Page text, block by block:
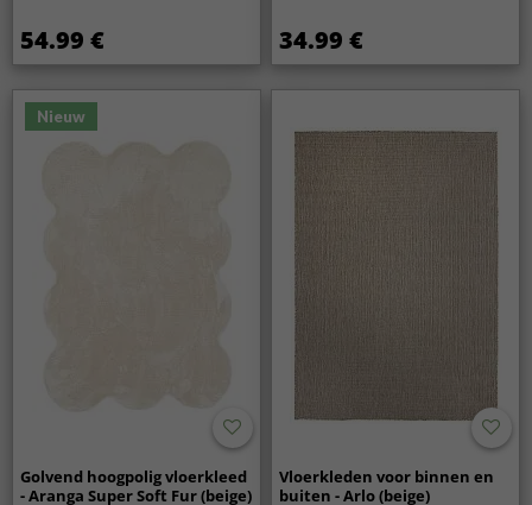
54.99 € 34.99 €
Nieuw
Golvend hoogpolig vloerkleed
- Aranga Super Soft Fur (beige)
Vloerkleden voor binnen en
buiten - Arlo (beige)